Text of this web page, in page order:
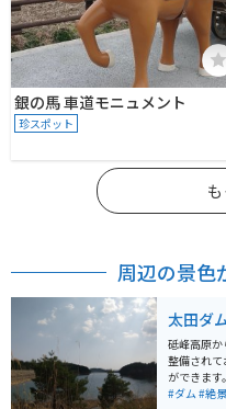
銀の馬 車道モニュメント
珍スポット
周辺の景色
太田ダ
砥峰高原
整備され
ができま
いる場所で
#ダム#絶